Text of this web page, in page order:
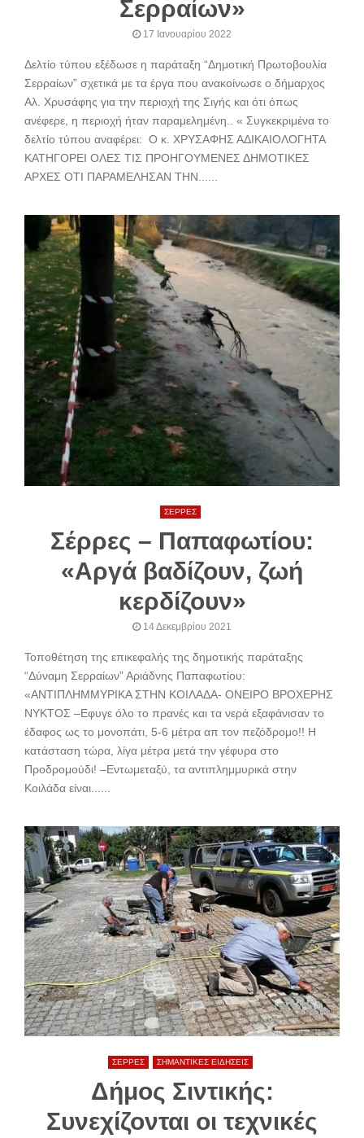
Σερραίων»
17 Ιανουαρίου 2022
Δελτίο τύπου εξέδωσε η παράταξη “Δημοτική Πρωτοβουλία
Σερραίων” σχετικά με τα έργα που ανακοίνωσε ο δήμαρχος
Αλ. Χρυσάφης για την περιοχή της Σιγής και ότι όπως
ανέφερε, η περιοχή ήταν παραμελημένη.. « Συγκεκριμένα το
δελτίο τύπου αναφέρει: Ο κ. ΧΡΥΣΑΦΗΣ ΑΔΙΚΑΙΟΛΟΓΗΤΑ
ΚΑΤΗΓΟΡΕΙ ΟΛΕΣ ΤΙΣ ΠΡΟΗΓΟΥΜΕΝΕΣ ΔΗΜΟΤΙΚΕΣ
ΑΡΧΕΣ ΟΤΙ ΠΑΡΑΜΕΛΗΣΑΝ ΤΗΝ......
ΣΕΡΡΕΣ
Σέρρες – Παπαφωτίου:
«Αργά βαδίζουν, ζωή
κερδίζουν»
14 Δεκεμβρίου 2021
Τοποθέτηση της επικεφαλής της δημοτικής παράταξης
“Δύναμη Σερραίων” Αριάδνης Παπαφωτίου:
«ΑΝΤΙΠΛΗΜΜΥΡΙΚΑ ΣΤΗΝ ΚΟΙΛΑΔΑ- ΟΝΕΙΡΟ ΒΡΟΧΕΡΗΣ
ΝΥΚΤΟΣ –Εφυγε όλο το πρανές και τα νερά εξαφάνισαν το
έδαφος ως το μονοπάτι, 5-6 μέτρα απ τον πεζόδρομο!! Η
κατάσταση τώρα, λίγα μέτρα μετά την γέφυρα στο
Προδρομούδι! –Εντωμεταξύ, τα αντιπλημμυρικά στην
Κοιλάδα είναι......
ΣΕΡΡΕΣ ΣΗΜΑΝΤΙΚΕΣ ΕΙΔΗΣΕΙΣ
Δήμος Σιντικής:
Συνεχίζονται οι τεχνικές